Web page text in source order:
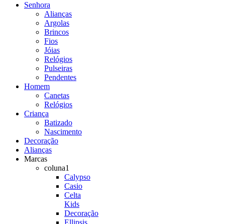
Senhora
Alianças
Argolas
Brincos
Fios
Jóias
Relógios
Pulseiras
Pendentes
Homem
Canetas
Relógios
Criança
Batizado
Nascimento
Decoração
Alianças
Marcas
coluna1
Calypso
Casio
Celta
Kids
Decoração